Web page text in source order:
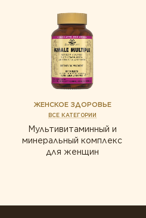
ЖЕНСКОЕ ЗДОРОВЬЕ
ВСЕ КАТЕГОРИИ
Мультивитаминный и
минеральный комплекс
для женщин